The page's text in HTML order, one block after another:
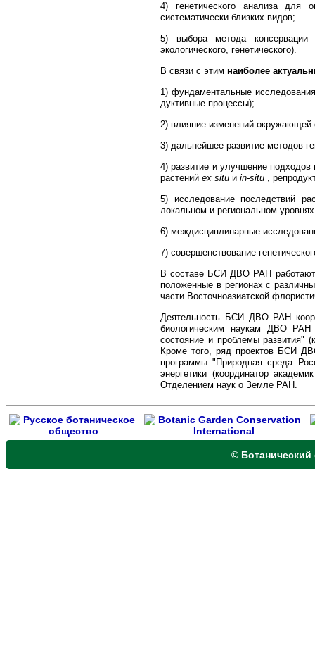
4) ге­не­тического ана­лиза для
систематически близких видов;
5) выбора ме­то­да консервации
экологического, генетического).
В связи с этим наиболее
1) фундаментальные исследования
дук­тивные процессы);
2) вли­яние изме­не­ний окружающей
3) даль­нейшее раз­витие методов
4) развитие и улучшение подходов
рас­тений ex si­tu и in-situ ,
5) исследование последствий
локальном и ре­гиональном
6) меж­дис­цип­ли­нар­ные
7) совер­шен­ст­вование
В составе БСИ ДВО РАН
положенные в регионах с
части Восточноазиатской
Деятельность БСИ ДВО РАН
биологическим наукам ДВО РАН
состояние и проблемы развития"
Кро­ме того, ряд проектов БСИ
программы "Природная среда
энергетики (координатор
Отде­ле­ни­ем наук о Земле РАН.
© Ботанический